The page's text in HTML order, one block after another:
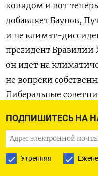
ковидом и вот
добавляет Баунов,
и не климат-
президент Бразилии
он идет на
не вопреки
Либеральные
предыдущую
сразу встраиваться
не является тем
ПОДПИШИТЕСЬ НА
Утренняя